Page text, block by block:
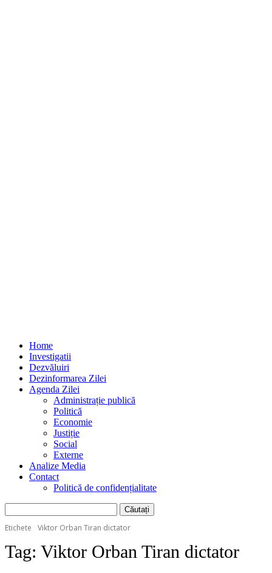
Home
Investigatii
Dezvăluiri
Dezinformarea Zilei
Agenda Zilei
Administrație publică
Politică
Economie
Justiție
Social
Externe
Analize Media
Contact
Politică de confidențialitate
Etichete Viktor Orban Tiran dictator
Tag: Viktor Orban Tiran dictator